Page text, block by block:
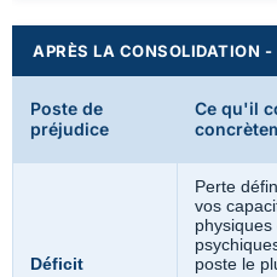
APRÈS LA
Poste de
préjudice
Ce qu'il
Déficit
Perte
vos
physiques
poste le